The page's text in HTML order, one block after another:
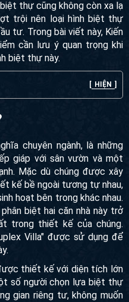
biệt thự cũng không còn xa
trội nên loại hình biệt thự
đầu tư. Trong bài viết này,
điểm cần lưu ý quan trọng
hình biệt thự này.
[ HIỆN ]
chuyên ngành, là những
giáp với sân vườn và một
Mặc dù chúng được xây
kế bề ngoài tương tự nhau,
sinh hoạt bên trong khác
việc phân biệt hai căn nhà
nhất trong thiết kế của
ngữ "Duplex Villa" được sử
lập này.
thiết kế với diện tích lớn
số người chọn lựa biệt thự
gian riêng tư, không muốn